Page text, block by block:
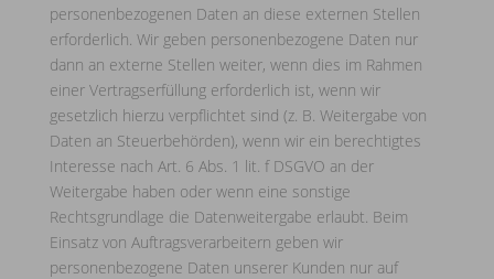
personenbezogenen Daten an diese externen Stellen
erforderlich. Wir geben personenbezogene Daten nur
dann an externe Stellen weiter, wenn dies im Rahmen
einer Vertragserfüllung erforderlich ist, wenn wir
gesetzlich hierzu verpflichtet sind (z. B. Weitergabe von
Daten an Steuerbehörden), wenn wir ein berechtigtes
Interesse nach Art. 6 Abs. 1 lit. f DSGVO an der
Weitergabe haben oder wenn eine sonstige
Rechtsgrundlage die Datenweitergabe erlaubt. Beim
Einsatz von Auftragsverarbeitern geben wir
personenbezogene Daten unserer Kunden nur auf